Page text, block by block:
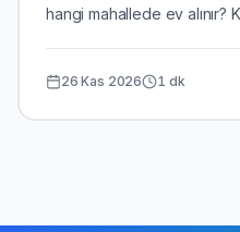
hangi mahallede ev alınır?
26 Kas 2026 1 dk